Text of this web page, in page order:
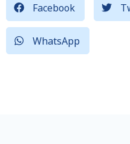
Facebook
WhatsApp